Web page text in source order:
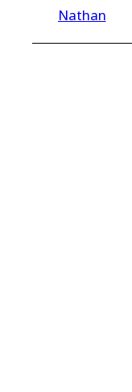
Nathan